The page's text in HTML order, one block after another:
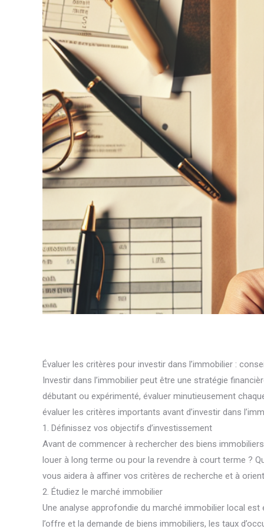
Évaluer les critères pour investir dans l’immobilier :
Investir dans l’immobilier peut être une stratégie
débutant ou expérimenté, évaluer minutieusement
évaluer les critères importants avant d’investir dans
1. Définissez vos objectifs d’investissement
Avant de commencer à rechercher des biens
louer à long terme ou pour la revendre à court terme ?
vous aidera à affiner vos critères de recherche et à
2. Étudiez le marché immobilier
Une analyse approfondie du marché immobilier local
l’offre et la demande de biens immobiliers, les taux